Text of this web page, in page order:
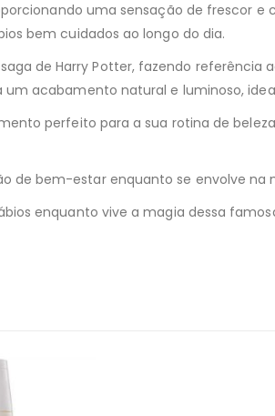
uma sensação de frescor
bem cuidados ao longo do dia.
de Harry Potter, fazendo referência
acabamento natural e luminoso,
perfeito para a sua rotina de
de bem-estar enquanto se envolve na
enquanto vive a magia dessa